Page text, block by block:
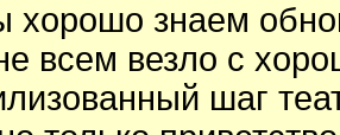
хорошо знаем
всем везло с
шаг